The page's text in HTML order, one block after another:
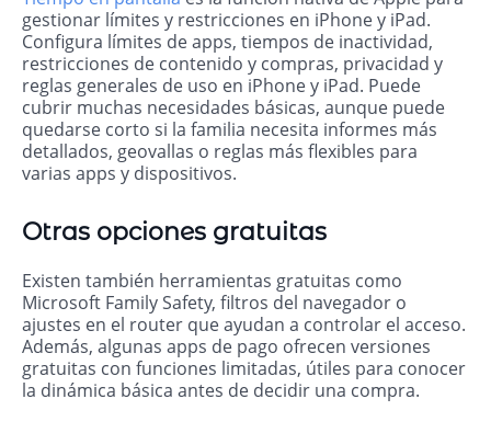
gestionar límites y restricciones en iPhone y iPad.
Configura límites de apps, tiempos de inactividad,
restricciones de contenido y compras, privacidad y
reglas generales de uso en iPhone y iPad. Puede
cubrir muchas necesidades básicas, aunque puede
quedarse corto si la familia necesita informes más
detallados, geovallas o reglas más flexibles para
varias apps y dispositivos.
Otras opciones gratuitas
Existen también herramientas gratuitas como
Microsoft Family Safety, filtros del navegador o
ajustes en el router que ayudan a controlar el acceso.
Además, algunas apps de pago ofrecen versiones
gratuitas con funciones limitadas, útiles para conocer
la dinámica básica antes de decidir una compra.